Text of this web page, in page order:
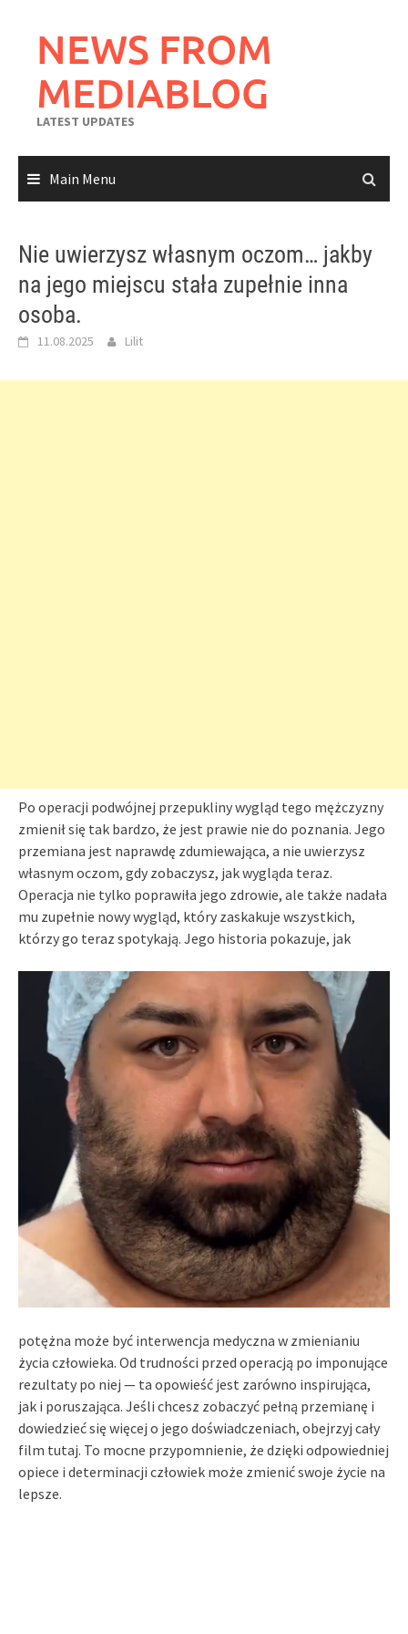
contentNEWS FROM
MEDIABLOG
LATEST UPDATES
Main Menu
Nie uwierzysz własnym oczom… jakby
na jego miejscu stała zupełnie inna
osoba.
11.08.2025 Lilit
Po operacji podwójnej przepukliny wygląd tego mężczyzny
zmienił się tak bardzo, że jest prawie nie do poznania. Jego
przemiana jest naprawdę zdumiewająca, a nie uwierzysz
własnym oczom, gdy zobaczysz, jak wygląda teraz.
Operacja nie tylko poprawiła jego zdrowie, ale także nadała
mu zupełnie nowy wygląd, który zaskakuje wszystkich,
którzy go teraz spotykają. Jego historia pokazuje, jak
potężna może być interwencja medyczna w zmienianiu
życia człowieka. Od trudności przed operacją po imponujące
rezultaty po niej — ta opowieść jest zarówno inspirująca,
jak i poruszająca. Jeśli chcesz zobaczyć pełną przemianę i
dowiedzieć się więcej o jego doświadczeniach, obejrzyj cały
film tutaj. To mocne przypomnienie, że dzięki odpowiedniej
opiece i determinacji człowiek może zmienić swoje życie na
lepsze.